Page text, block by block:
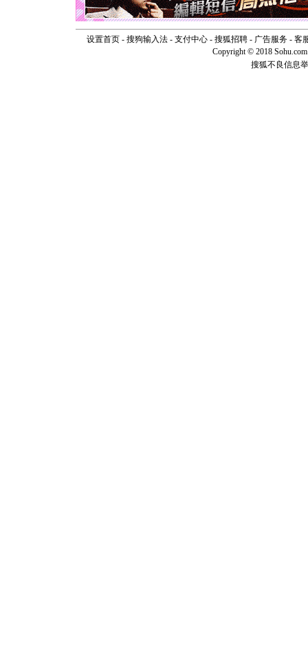
如意,快
[元旦]看
断电。爱
你是我专
[元旦]如
起；二是
设置首页- 搜狗输入法- 支付中心- 搜狐招聘- 广告服务- 客
Copyright © 2018
搜狐不良信息